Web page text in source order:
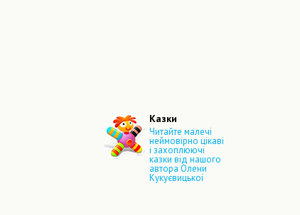
Казки
Читайте малечі
неймовірно цікаві
і захоплюючі
казки від нашого
автора Олени
Кукуєвицької